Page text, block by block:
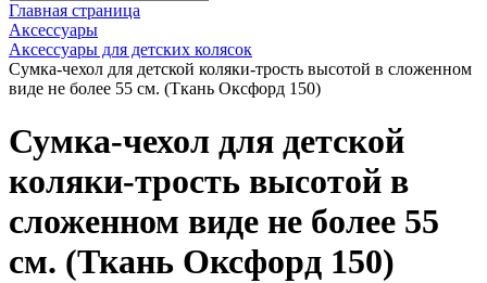
Главная страница
Аксессуары
Аксессуары для детских колясок
Сумка-чехол для детской коляки-трость высотой в сложенном
виде не более 55 см. (Ткань Оксфорд 150)
Сумка-чехол для детской
коляки-трость высотой в
сложенном виде не более 55
см. (Ткань Оксфорд 150)